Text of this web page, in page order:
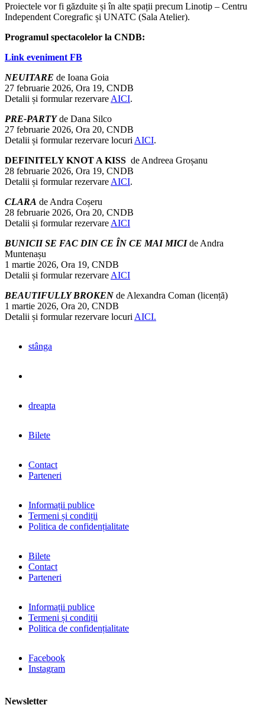
Proiectele vor fi găzduite și în alte spații precum Linotip – Centru
Independent Coregrafic și UNATC (Sala Atelier).
Programul spectacolelor la CNDB:
Link eveniment FB
NEUITARE de Ioana Goia
27 februarie 2026, Ora 19, CNDB
Detalii și formular rezervare AICI.
PRE-PARTYde Dana Silco
27 februarie 2026, Ora 20, CNDB
Detalii și formular rezervare locuri AICI.
DEFINITELY KNOT A KISS de Andreea Groșanu
28 februarie 2026, Ora 19, CNDB
Detalii și formular rezervare AICI.
CLARA de Andra Coșeru
28 februarie 2026, Ora 20, CNDB
Detalii și formular rezervare AICI
BUNICII SE FAC DIN CE ÎN CE MAI MICIde Andra
Muntenașu
1 martie 2026, Ora 19, CNDB
Detalii și formular rezervare AICI
BEAUTIFULLY BROKEN de Alexandra Coman (licență)
1 martie 2026, Ora 20, CNDB
Detalii și formular rezervare locuri AICI.
stânga
dreapta
Bilete
Contact
Parteneri
Informații publice
Termeni și condiții
Politica de confidențialitate
Bilete
Contact
Parteneri
Informații publice
Termeni și condiții
Politica de confidențialitate
Facebook
Instagram
Newsletter